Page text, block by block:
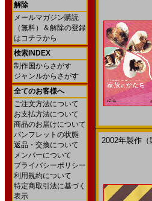
解除
メールマガジン購読
（無料）＆解除の登録
はコチラから
検索INDEX
制作国からさがす
ジャンルからさがす
全てのお客様へ
ご注文方法について
お支払方法について
商品のお届けについて
パンフレットの状態
返品・交換について
メンバーについて
プライバシーポリシー
利用規約について
特定商取引法に基づく
表示
2002年製作（